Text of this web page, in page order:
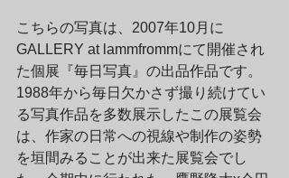
こちらの写真は、2007年10月に
GALLERY at lammfrommにて開催され
た個展『毎日写真』の出品作品です。
1988年から毎日欠かさず撮り続けてい
る写真作品を多数展示したこの展覧会
は、作家の日常への視線や制作の姿勢
を垣間みることが出来た展覧会でし